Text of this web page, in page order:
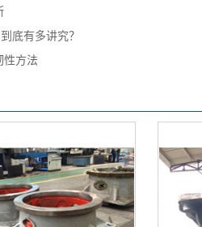
底有多讲究？
性方法